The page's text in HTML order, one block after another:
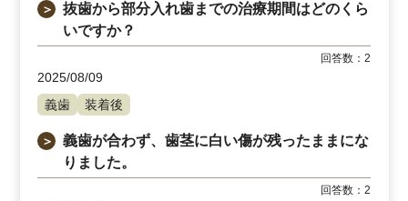
＞
抜歯から部分入れ歯までの治療期間はどのくら
いですか？
回答数：2
2025/08/09
義歯
装着後
＞
義歯が合わず、歯茎に白い傷が残ったままにな
りました。
回答数：2